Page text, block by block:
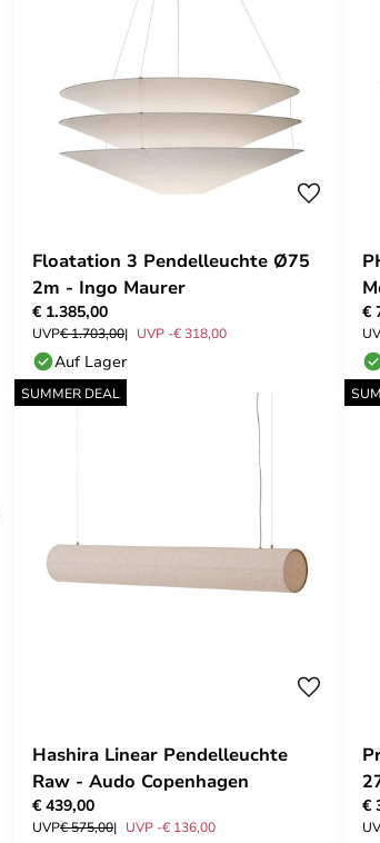
Floatation 3 Pendelleuchte Ø75
2m - Ingo Maurer
€ 1.385,00
UVP€ 1.703,00 UVP -€ 318,00
Auf Lager
€
SUMMER DEAL
Hashira Linear Pendelleuchte
Raw - Audo Copenhagen
€ 439,00
UVP€ 575,00 UVP -€ 136,00
€